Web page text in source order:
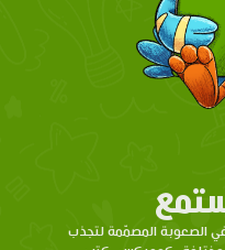
في الصعوبة المصمّمة لتجذب